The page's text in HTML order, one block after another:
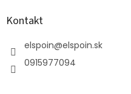
Kontakt
elspoin@elspoin.sk
0915977094